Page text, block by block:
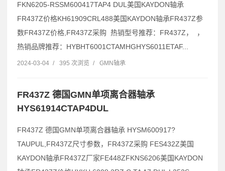
FKN6205-RSSM600417TAP4 DUL美国KAYDON轴承
FR437Z价格KH61909CRL488美国KAYDON轴承FR437Z参
数FR437Z价格,FR437Z采购 热销型号推荐：FR437Z， ，
热销品牌推荐：HYBHT6001CTAMHGHYS6011ETAF...
2024-03-04 / 395 次浏览 / GMN轴承
FR437Z 德国GMN单项离合器轴承
HYS61914CTAP4DUL
FR437Z 德国GMN单项离合器轴承 HYSM600917?
TAUPUL,FR437Z尺寸参数，FR437Z采购 FES432Z美国
KAYDON轴承FR437Z厂家FE448ZFKNS6206美国KAYDON